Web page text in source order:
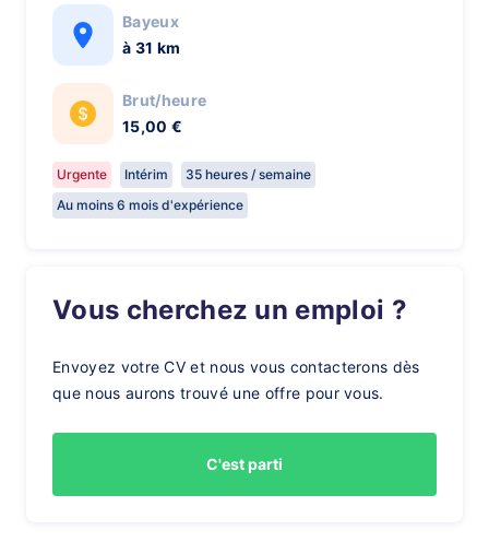
Bayeux
à 31 km
Brut/heure
15,00 €
Urgente Intérim
35 heures / semaine
Au moins 6 mois d'expérience
Vous cherchez un emploi ?
Envoyez votre CV et nous vous contacterons dès
que nous aurons trouvé une offre pour vous.
C'est parti